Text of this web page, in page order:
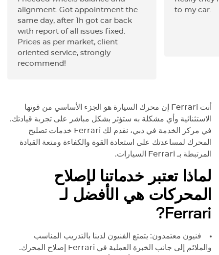
alignment. Got appointment the
same day, after 1h got car back
with report of all issues fixed.
Prices as per market, client
oriented service, strongly
recommend!
to my car.
أنت Ferrari
إن محرك السيارة هو الجزء الأساسي من قوتها
الاستثنائية وأي مشكلة به ستؤثر بشكل مباشر على تجربة قيادتك.
في مركز الخدمة في دبي، نقدم لك Ferrari خدمات تصليح
المحرك لمساعدتك على استعادة القوة والكفاءة ومتعة القيادة
المرتبطة بـ Ferrari السيارات.
لماذا تعتبر خدماتنا لإصلاح
المحركات هي الأفضل لـ
Ferrari
?
فنيون معتمدون: يتمتع الفنيون لدينا بالتدريب المناسب
والملائم إلى جانب الخبرة العملية في Ferrari
إصلاح المحرك.